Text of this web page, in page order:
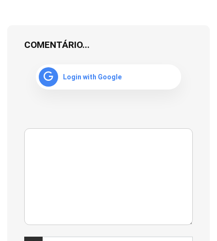
COMENTÁRIO...
Login with Google